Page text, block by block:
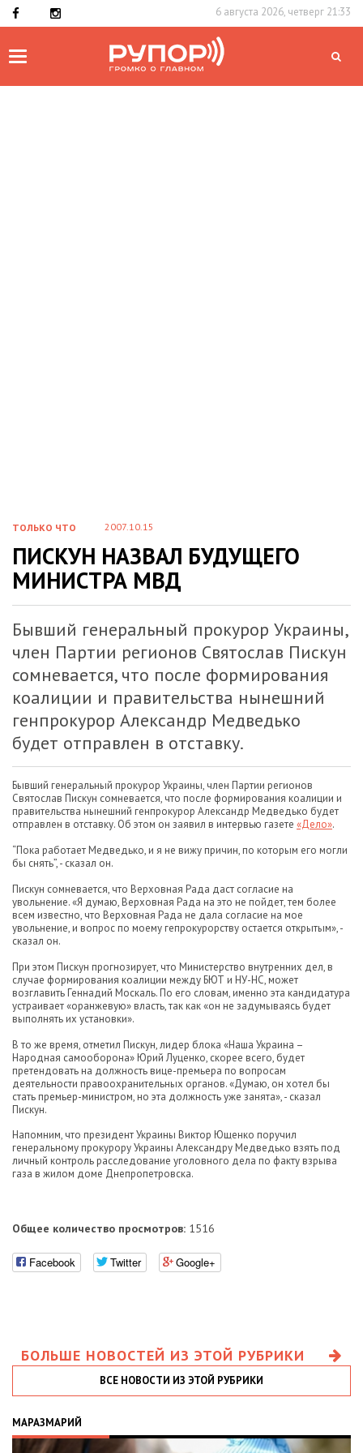
6 августа 2026, четверг 21:33
Toggle
ТОЛЬКО ЧТО 2007.10.15
ПИСКУН НАЗВАЛ БУДУЩЕГО
МИНИСТРА МВД
Бывший генеральный прокурор Украины,
член Партии регионов Святослав Пискун
сомневается, что после формирования
коалиции и правительства нынешний
генпрокурор Александр Медведько
будет отправлен в отставку.
Бывший генеральный прокурор Украины, член Партии регионов
Святослав Пискун сомневается, что после формирования коалиции и
правительства нынешний генпрокурор Александр Медведько будет
отправлен в отставку. Об этом он заявил в интервью газете «Дело».
“Пока работает Медведько, и я не вижу причин, по которым его могли
бы снять”, - сказал он.
Пискун сомневается, что Верховная Рада даст согласие на
увольнение. «Я думаю, Верховная Рада на это не пойдет, тем более
всем известно, что Верховная Рада не дала согласие на мое
увольнение, и вопрос по моему гепрокурорству остается открытым», -
сказал он.
При этом Пискун прогнозирует, что Министерство внутренних дел, в
случае формирования коалиции между БЮТ и НУ-НС, может
возглавить Геннадий Москаль. По его словам, именно эта кандидатура
устраивает «оранжевую» власть, так как «он не задумываясь будет
выполнять их установки».
В то же время, отметил Пискун, лидер блока «Наша Украина –
Народная самооборона» Юрий Луценко, скорее всего, будет
претендовать на должность вице-премьера по вопросам
деятельности правоохранительных органов. «Думаю, он хотел бы
стать премьер-министром, но эта должность уже занята», - сказал
Пискун.
Напомним, что президент Украины Виктор Ющенко поручил
генеральному прокурору Украины Александру Медведько взять под
личный контроль расследование уголовного дела по факту взрыва
газа в жилом доме Днепропетровска.
Общее количество просмотров: 1516
Facebook Twitter Google+
БОЛЬШЕ НОВОСТЕЙ ИЗ ЭТОЙ РУБРИКИ
ВСЕ НОВОСТИ ИЗ ЭТОЙ РУБРИКИ
МАРАЗМАРИЙ